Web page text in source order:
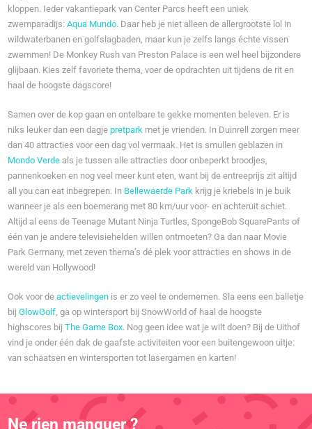
kloppen. Ieder vakantiepark van Center Parcs heeft een uniek
zwemparadijs:Aqua Mundo. Daar heb je niet alleen de allergrootste lol in
wildwaterbanen en golfslagbaden, maar kun je zelfs langs échte vissen
zwemmen! De Monkey Rush van Preston Palace is een wel heel bijzondere
glijbaan. Kies zelf favoriete thema, voer de opdrachten uit tijdens de rit en
haal de hoogste dagscore!
Samen over de kop gaan en ontelbare te gekke momenten beleven. Er is
niks leuker dan een dagjepretpark met je vrienden. In Duinrell zorgen meer
dan 40 attracties voor een dag vol vermaak. Het is smullen geblazen in
Mondo Verde als je tussen alle attracties door onbeperkt broodjes,
pannenkoeken en nog veel meer kunt eten, want bij de entreeprijs zit altijd
all you can eat inbegrepen. In Bellewaerde Park krijg je kriebels in je buik
wanneer je als een boemerang met 80 km/uur voor- en achteruit schiet.
Altijd al eens de Teenage Mutant Ninja Turtles, SpongeBob SquarePants of
één van je andere televisiehelden willen ontmoeten? Ga dan naar Movie
Park Germany, met zeven thema’s dé plek voor attracties en shows in de
wereld van Hollywood!
Ook voor deactievelingen is er zo veel te ondernemen. Sla eens een balletje
bijGlowGolf, ga op wintersport bij SnowWorld of haal de hoogste
highscores bijThe Game Box. Nog geen idee wat je wilt doen? Bij de Uithof
vind je onder één dak de gaafste activiteiten voor een buitengewoon uitje:
van schaatsen en wintersporten tot lasergamen en karten!
Ne rien manquer ?